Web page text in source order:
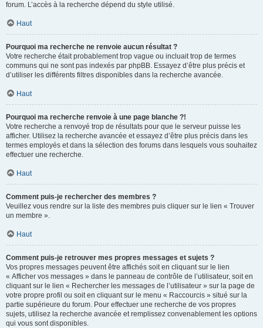
forum. L’accès à la recherche dépend du style utilisé.
Haut
Pourquoi ma recherche ne renvoie aucun résultat ?
Votre recherche était probablement trop vague ou incluait trop de termes
communs qui ne sont pas indexés par phpBB. Essayez d’être plus précis et
d’utiliser les différents filtres disponibles dans la recherche avancée.
Haut
Pourquoi ma recherche renvoie à une page blanche ?!
Votre recherche a renvoyé trop de résultats pour que le serveur puisse les
afficher. Utilisez la recherche avancée et essayez d’être plus précis dans les
termes employés et dans la sélection des forums dans lesquels vous souhaitez
effectuer une recherche.
Haut
Comment puis-je rechercher des membres ?
Veuillez vous rendre sur la liste des membres puis cliquer sur le lien « Trouver
un membre ».
Haut
Comment puis-je retrouver mes propres messages et sujets ?
Vos propres messages peuvent être affichés soit en cliquant sur le lien
« Afficher vos messages » dans le panneau de contrôle de l’utilisateur, soit en
cliquant sur le lien « Rechercher les messages de l’utilisateur » sur la page de
votre propre profil ou soit en cliquant sur le menu « Raccourcis » situé sur la
partie supérieure du forum. Pour effectuer une recherche de vos propres
sujets, utilisez la recherche avancée et remplissez convenablement les options
qui vous sont disponibles.